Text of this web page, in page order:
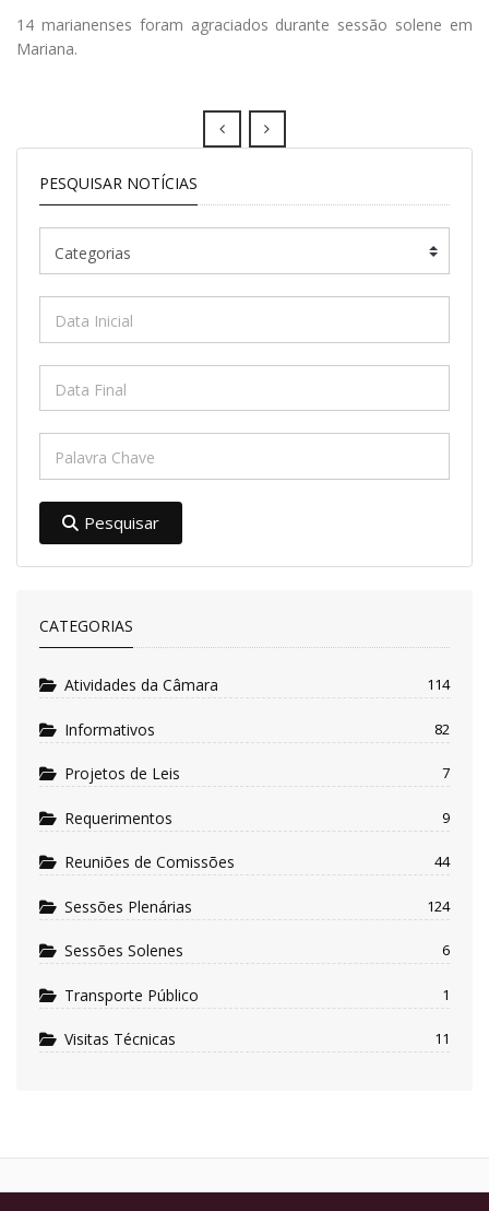
14 marianenses foram agraciados durante sessão solene em
Mariana.
Prev Next
PESQUISAR NOTÍCIAS
Pesquisar
CATEGORIAS
Atividades da Câmara 114
Informativos 82
Projetos de Leis 7
Requerimentos 9
Reuniões de Comissões 44
Sessões Plenárias 124
Sessões Solenes 6
Transporte Público 1
Visitas Técnicas 11